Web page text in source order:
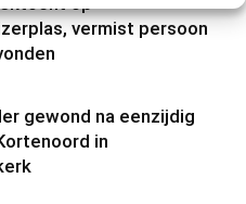
vermist persoon
gewond na eenzijdig
in